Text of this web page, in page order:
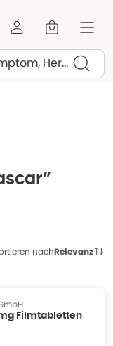
nachRelevanz
Filmtabletten